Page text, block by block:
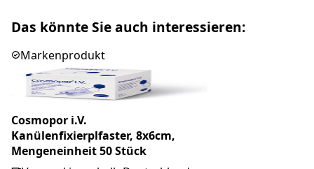
Das könnte Sie auch interessieren:
Markenprodukt
Cosmopor i.V.
Kanülenfixierplfaster, 8x6cm,
Mengeneinheit 50 Stück